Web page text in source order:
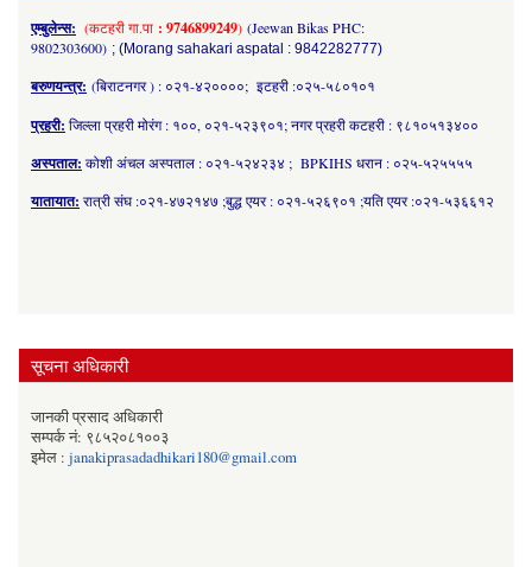
एम्बुलेन्स: (कटहरी गा.पा : 9746899249) (Jeewan Bikas PHC:
9802303600) ; (Morang sahakari aspatal : 9842282777)
बरुणयन्त्र: (बिराटनगर ) : ०२१-४२००००; इटहरी :०२५-५८०१०१
प्रहरी: जिल्ला प्रहरी मोरंग : १००, ०२१-५२३९०१; नगर प्रहरी कटहरी : ९८१०५१३४००
अस्पताल: कोशी अंचल अस्पताल : ०२१-५२४२३४ ; BPKIHS धरान : ०२५-५२५५५५
यातायात: रात्री संघ :०२१-४७२१४७ ;बुद्ध एयर : ०२१-५२६९०१ ;यति एयर :०२१-५३६६१२
सूचना अधिकारी
जानकी प्रसाद अधिकारी
सम्पर्क नं: ९८५२०८१००३
इमेल : janakiprasadadhikari180@gmail.com